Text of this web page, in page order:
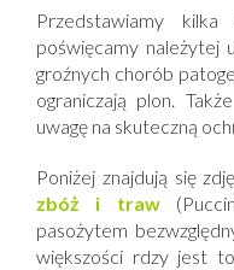
Przedstawiamy
poświęcamy należytej
groźnych chorób
ograniczają plon.
uwagę na skuteczną
Poniżej znajdują się
zbóż i traw (
pasożytem
większości rdzy jest